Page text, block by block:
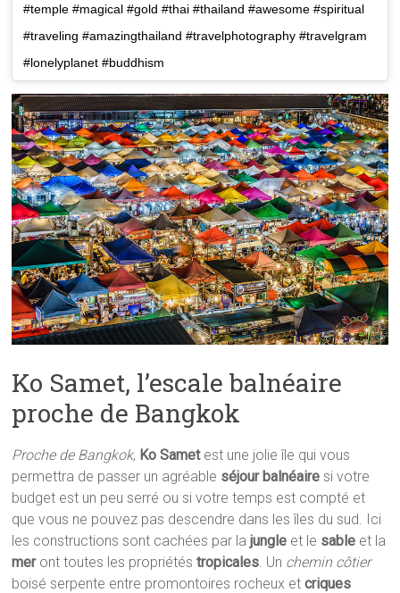
#temple #magical #gold #thai #thailand #awesome #spiritual
#traveling #amazingthailand #travelphotography #travelgram
#lonelyplanet #buddhism
Ko Samet, l’escale balnéaire
proche de Bangkok
Proche de Bangkok, Ko Sametest une jolie île qui vous
permettra de passer un agréable séjour balnéaire si votre
budget est un peu serré ou si votre temps est compté et
que vous ne pouvez pas descendre dans les îles du sud. Ici
les constructions sont cachées par lajungle et le sable et la
meront toutes les propriétéstropicales . Un chemin côtier
boisé serpente entre promontoires rocheux etcriques